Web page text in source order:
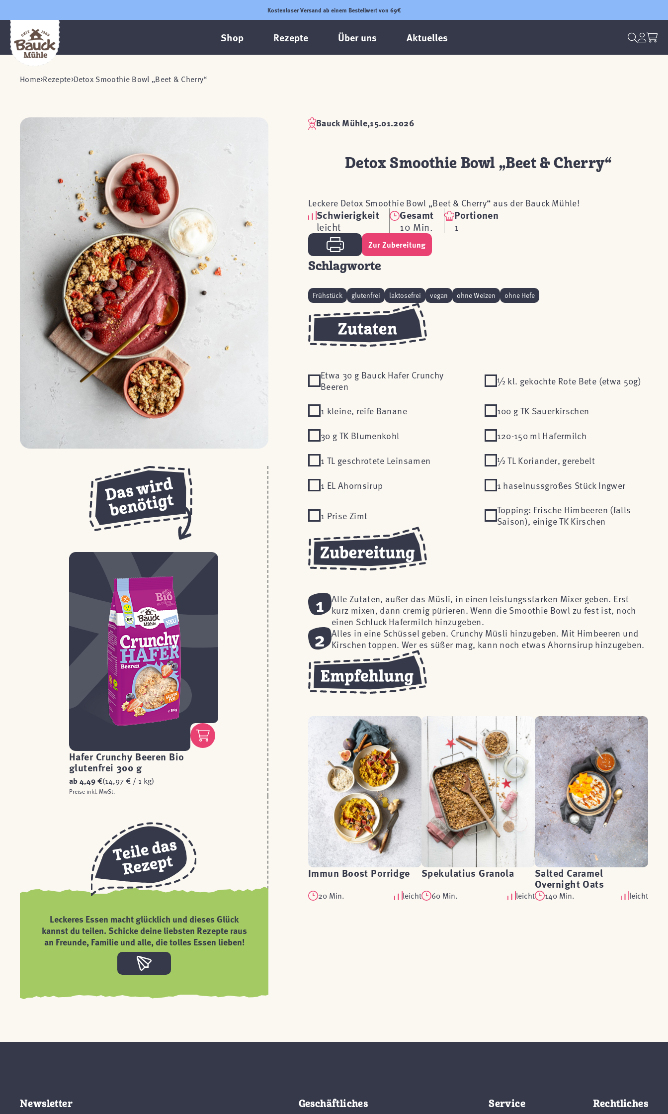
Kostenloser Versand ab einem Bestellwert von 69€
Shop Rezepte Über uns Aktuelles
Home Rezepte Detox Smoothie Bowl „Beet & Cherry“
Hafer Crunchy Beeren Bio
glutenfrei 300 g
ab4,49 €(14,97 € / 1 kg)
Preise inkl. MwSt.
Leckeres Essen macht glücklich und dieses Glück
kannst du teilen. Schicke deine liebsten Rezepte raus
an Freunde, Familie und alle, die tolles Essen lieben!
Bauck Mühle,15.01.2026
Detox Smoothie Bowl „Beet & Cherry“
Leckere Detox Smoothie Bowl „Beet & Cherry“ aus der Bauck Mühle!
Schwierigkeit
leicht
Gesamt
10 Min.
Portionen
1
Zur Zubereitung
Schlagworte
Frühstück glutenfrei laktosefrei vegan ohne Weizen ohne Hefe
Etwa 30 g Bauck Hafer Crunchy
Beeren
½ kl. gekochte Rote Bete (etwa 50g)
1 kleine, reife Banane
100 g TK Sauerkirschen
30 g TK Blumenkohl
120-150 ml Hafermilch
1 TL geschrotete Leinsamen
½ TL Koriander, gerebelt
1 EL Ahornsirup
1 haselnussgroßes Stück Ingwer
1 Prise Zimt
Topping: Frische Himbeeren (falls
Saison), einige TK Kirschen
1
Alle Zutaten, außer das Müsli, in einen leistungsstarken Mixer geben. Erst
kurz mixen, dann cremig pürieren. Wenn die Smoothie Bowl zu fest ist, noch
einen Schluck Hafermilch hinzugeben.
2 Alles in eine Schüssel geben. Crunchy Müsli hinzugeben. Mit Himbeeren und
Kirschen toppen. Wer es süßer mag, kann noch etwas Ahornsirup hinzugeben.
Immun Boost Porridge
20 Min. leicht
Spekulatius Granola
60 Min. leicht
Salted Caramel
Overnight Oats
140 Min. leicht
Newsletter Geschäftliches Service Rechtliches